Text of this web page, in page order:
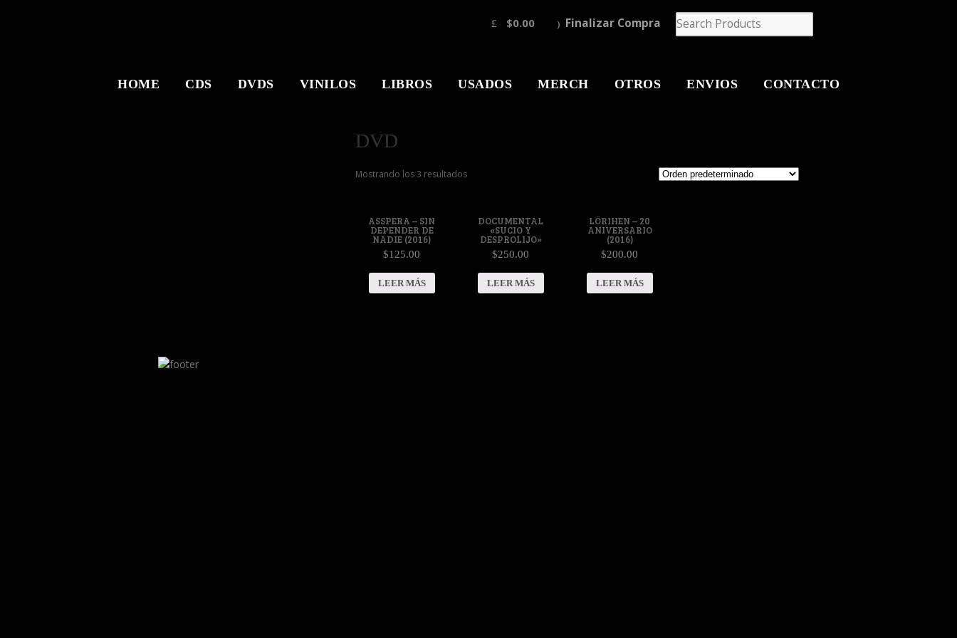
$0.00 Finalizar Compra
HOME CDS DVDS VINILOS LIBROS USADOS MERCH OTROS ENVIOS CONTACTO
DVD
Mostrando los 3 resultados
ASSPERA – SIN
DEPENDER DE
NADIE (2016)
$125.00
LEER MÁS
DOCUMENTAL
«SUCIO Y
DESPROLIJO»
$250.00
LEER MÁS
LÖRIHEN – 20
ANIVERSARIO
(2016)
$200.00
LEER MÁS